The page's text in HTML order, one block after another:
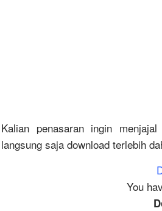
Kalian penasaran ingin
langsung saja download terlebih
You